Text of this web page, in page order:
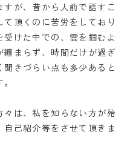
が、昔から人前で話すこ
頂くのに苦労をしており
けた中での、雲を掴むよ
纏まらず、時間だけが過ぎ
きづらい点も多少あると
は、私を知らない方が殆
己紹介等をさせて頂きま